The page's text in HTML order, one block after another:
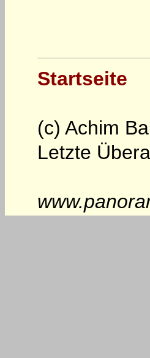
Startseite
(c) Achim
Letzte